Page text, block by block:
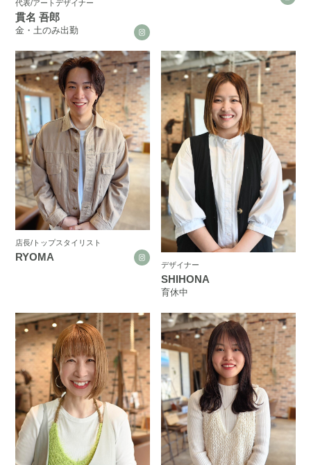
代表/アートデザイナー
貫名 吾郎
金・土のみ出勤
店長/トップスタイリスト
RYOMA
デザイナー
SHIHONA
育休中